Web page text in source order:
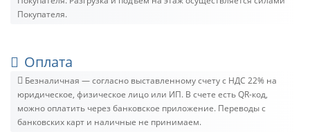
Покупателя.
Оплата
Безналичная — согласно выставленному счету c НДС 22% на
юридическое, физическое лицо или ИП. В счете есть QR-код,
можно оплатить через банковское приложение. Переводы с
банковских карт и наличные не принимаем.